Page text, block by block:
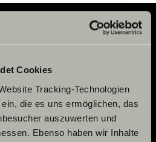
Cookies
Tracking-Technologien
die es uns ermöglichen, das
auszuwerten und
Ebenso haben wir Inhalte